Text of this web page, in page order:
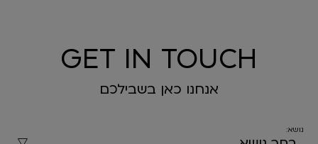
GET IN TOUCH
אנחנו כאן בשבילכם
נושא: